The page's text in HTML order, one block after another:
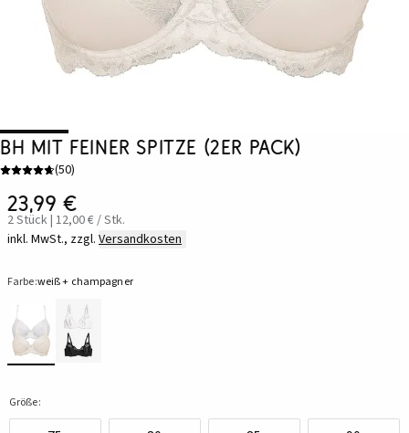
BH mit feiner Spitze (2er Pack)
(50)
23,99 €
2 Stück | 12,00 € / Stk.
inkl. MwSt., zzgl. Versandkosten
Farbe:weiß + champagner
Größe: